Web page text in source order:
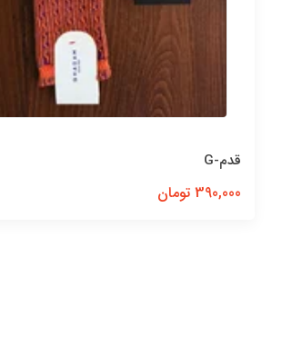
قدم-G
390,000 تومان